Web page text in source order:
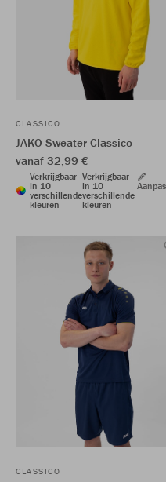
CLASSICO
JAKO Sweater Classico
vanaf 32,99 €
Verkrijgbaar
in 10
verschillende
kleuren
Verkrijgbaar
in 10
verschillende
kleuren
CLASSICO